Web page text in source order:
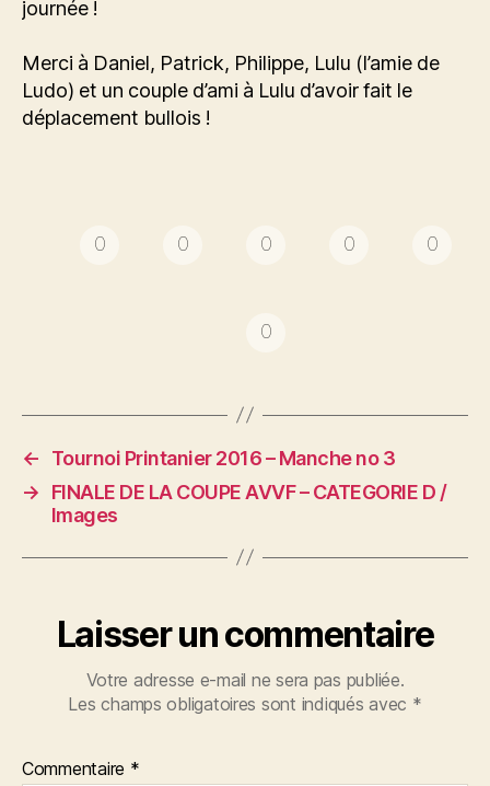
journée !
Merci à Daniel, Patrick, Philippe, Lulu (l’amie de
Ludo) et un couple d’ami à Lulu d’avoir fait le
déplacement bullois !
←
Tournoi Printanier 2016 – Manche no 3
→
FINALE DE LA COUPE AVVF – CATEGORIE D /
Images
Laisser un commentaire
Votre adresse e-mail ne sera pas publiée.
Les champs obligatoires sont indiqués avec *
Commentaire *